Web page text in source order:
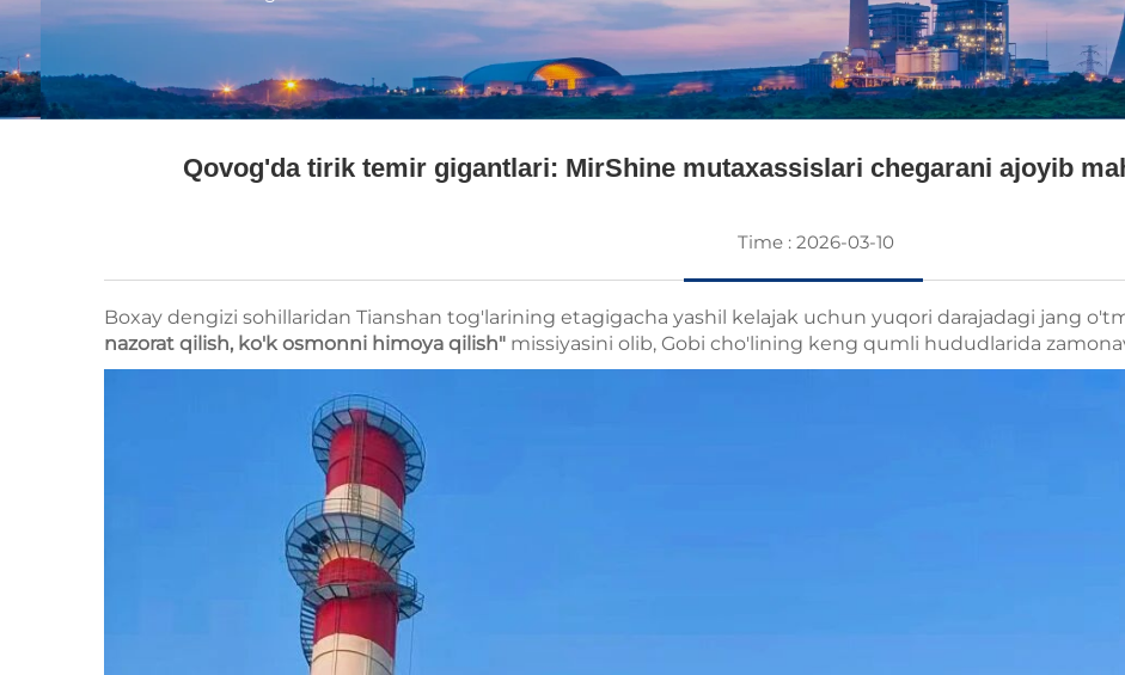
Qovog'da tirik temir gigantlari: MirShine mutaxassislari chegarani ajoyib
Time : 2026-03-10
Boxay dengizi sohillaridan Tianshan tog'larining etagigacha yashil kelajak uchun yuqori darajadagi jang
nazorat qilish, ko'k osmonni himoya qilish" missiyasini olib, Gobi cho'lining keng qumli hududlarida